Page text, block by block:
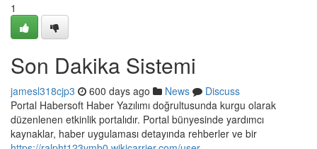
1
Son Dakika Sistemi
jamesl318cjp3 600 days ago News
Discuss
Portal Habersoft Haber Yazılımı doğrultusunda kurgu olarak
düzenlenen etkinlik portalıdır. Portal bünyesinde yardımcı
kaynaklar, haber uygulaması detayında rehberler ve bir